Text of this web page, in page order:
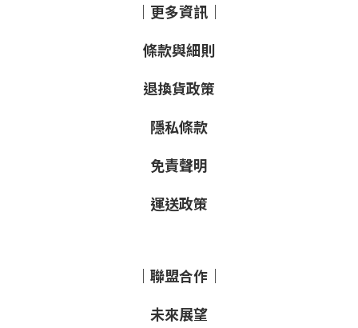
｜更多資訊｜
條款與細則
退換貨政策
隱私條款
免責聲明
運送政策
｜聯盟合作｜
未來展望